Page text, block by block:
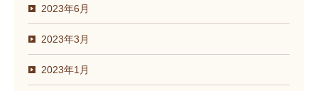
2023年6月
2023年3月
2023年1月